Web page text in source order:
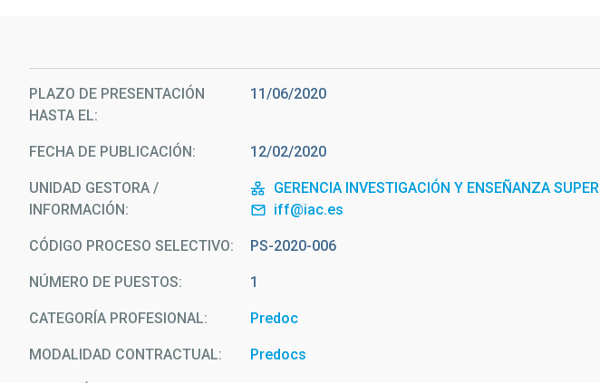
a
la
navegación
PLAZO DE PRESENTACIÓN
HASTA EL
11/06/2020
FECHA DE PUBLICACIÓN 12/02/2020
UNIDAD GESTORA /
INFORMACIÓN
GERENCIA INVESTIGACIÓN Y ENSEÑANZA SUPER
iff@iac.es
CÓDIGO PROCESO SELECTIVO PS-2020-006
NÚMERO DE PUESTOS 1
CATEGORÍA PROFESIONAL Predoc
MODALIDAD CONTRACTUAL Predocs